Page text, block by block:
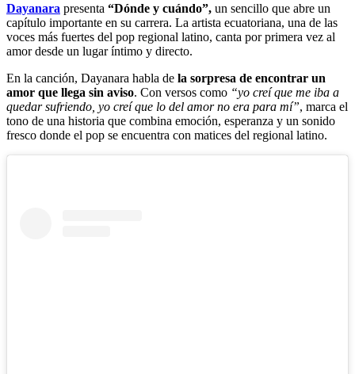
Dayanara presenta “Dónde y cuándo”, un sencillo que abre un
capítulo importante en su carrera. La artista ecuatoriana, una de las
voces más fuertes del pop regional latino, canta por primera vez al
amor desde un lugar íntimo y directo.
En la canción, Dayanara habla de la sorpresa de encontrar un
amor que llega sin aviso. Con versos como “yo creí que me iba a
quedar sufriendo, yo creí que lo del amor no era para mí”, marca el
tono de una historia que combina emoción, esperanza y un sonido
fresco donde el pop se encuentra con matices del regional latino.